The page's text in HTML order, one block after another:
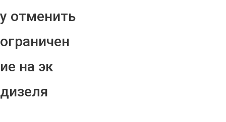
у отменить
ограничен
ие на эк
дизеля